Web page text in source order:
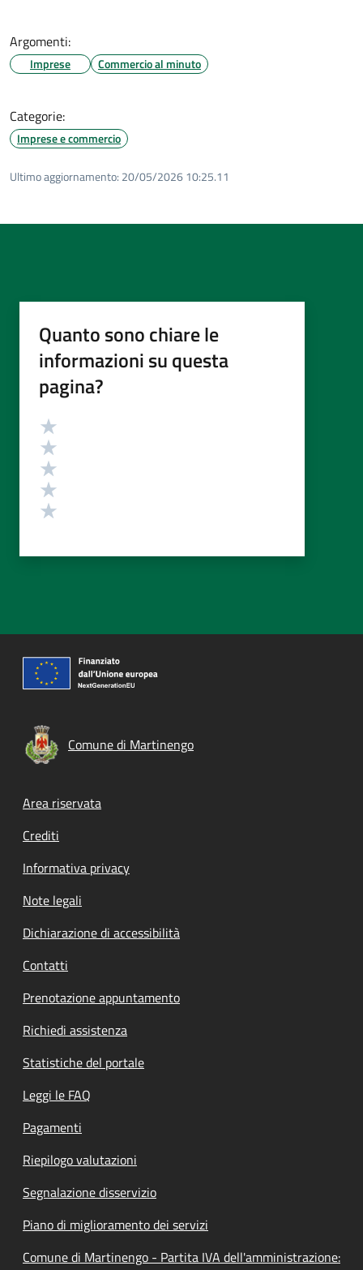
Argomenti:
Imprese Commercio al minuto
Categorie:
Imprese e commercio
Ultimo aggiornamento: 20/05/2026 10:25.11
Quanto sono chiare le
informazioni su questa
pagina?
Valutazione
Comune di Martinengo
Footer menu
Area riservata
Crediti
Informativa privacy
Note legali
Dichiarazione di accessibilità
Contatti
Prenotazione appuntamento
Richiedi assistenza
Statistiche del portale
Leggi le FAQ
Pagamenti
Riepilogo valutazioni
Segnalazione disservizio
Piano di miglioramento dei servizi
Comune di Martinengo - Partita IVA dell'amministrazione: